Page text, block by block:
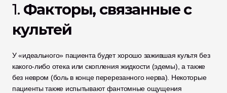
1. Факторы, связанные с
культей
У «идеального» пациента будет хорошо зажившая культя без
какого-либо отека или скопления жидкости (эдемы), а также
без невром (боль в конце перерезанного нерва). Некоторые
пациенты также испытывают фантомные ощущения